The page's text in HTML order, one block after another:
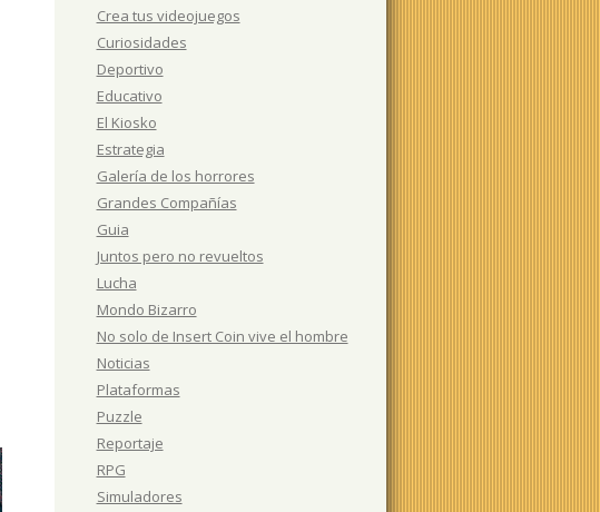
Crea tus videojuegos
Curiosidades
Deportivo
Educativo
El Kiosko
Estrategia
Galería de los horrores
Grandes Compañías
Guia
Juntos pero no revueltos
Lucha
Mondo Bizarro
No solo de Insert Coin vive el hombre
Noticias
Plataformas
Puzzle
Reportaje
RPG
Simuladores